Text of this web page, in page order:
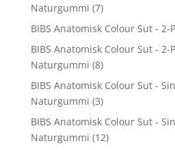
Naturgummi (7)
BIBS Anatomisk Colour Sut - 2-
BIBS Anatomisk Colour Sut - 2-
Naturgummi (8)
BIBS Anatomisk Colour Sut -
Naturgummi (3)
BIBS Anatomisk Colour Sut -
Naturgummi (12)